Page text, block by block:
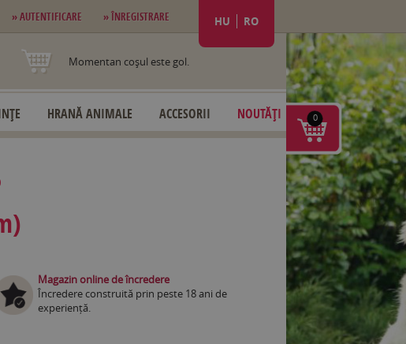
» AUTENTIFICARE » ÎNREGISTRARE HU RO
Momentan coşul este gol.
HRANĂ ANIMALE ACCESORII NOUTĂȚI
Magazin online de încredere
Încredere construită prin peste 18 ani de
experiență.
0